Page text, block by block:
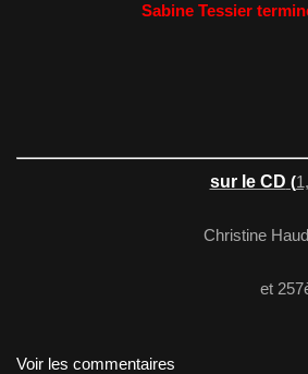
Sabine Tessier
sur le CD (
Christine
et
Voir les commentaires